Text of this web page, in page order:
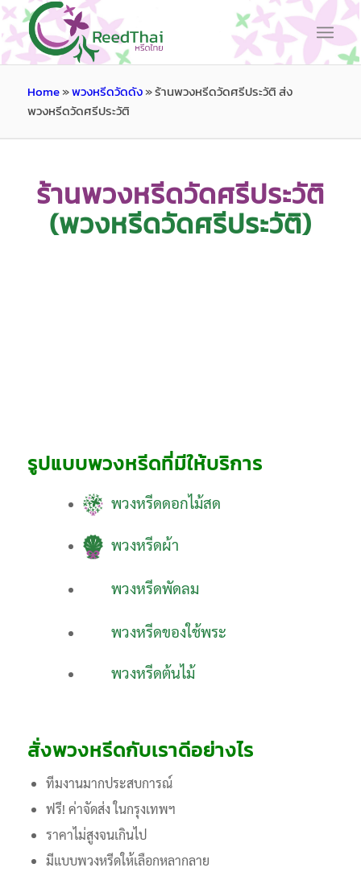
Home»พวงหรีดวัดดัง»ร้านพวงหรีดวัดศรีประวัติ ส่ง
พวงหรีดวัดศรีประวัติ
ร้านพวงหรีดวัดศรีประวัติ
(พวงหรีดวัดศรีประวัติ)
รูปแบบพวงหรีดที่มีให้บริการ
พวงหรีดดอกไม้สด
พวงหรีดผ้า
พวงหรีดพัดลม
พวงหรีดของใช้พระ
พวงหรีดต้นไม้
สั่งพวงหรีดกับเราดีอย่างไร
ทีมงานมากประสบการณ์
ฟรี! ค่าจัดส่ง ในกรุงเทพฯ
ราคาไม่สูงจนเกินไป
มีแบบพวงหรีดให้เลือกหลากลาย